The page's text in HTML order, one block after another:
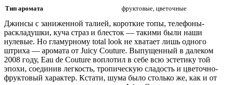
Тип аромата фруктовые, цветочные
Джинсы с заниженной талией, короткие топы, телефоны-
раскладушки, куча страз и блесток — такими были наши
нулевые. Но гламурному total look не хватает лишь одного
штриха — аромата от Juicy Couture. Выпущенный в далеком
2008 году, Eau de Couture воплотил в себе всю эстетику той
эпохи, соединив легкость, тропическую сладость и цветочно-
фруктовый характер. Кстати, шума было столько же, как и от